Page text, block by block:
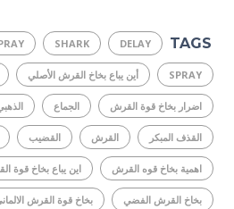
TAGS
DELAY
SHARK
SPRAY أين يباع بخاخ القرش الأصلي
اضرار بخاخ قوة القرش الجماع
القذف المبكر القرش القضيب
اهمية بخاخ قوه القرش اين يباع بخاخ قوة
بخاخ القرش الفضي بخاخ قوة القرش الالماني